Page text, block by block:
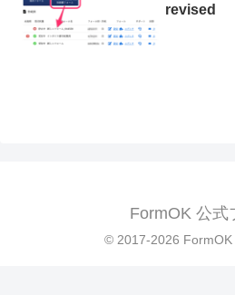
revised
FormOK 公式
© 2017-2026 FormOK